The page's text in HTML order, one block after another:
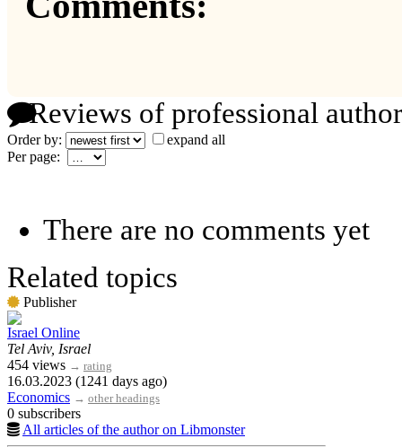
Reviews of professional
Order by:
expand all
Per page:
There are no comments yet
Related topics
Publisher
Israel Online
Tel Aviv, Israel
454 views → rating
16.03.2023 (1241 days ago)
Economics → other headings
0 subscribers
All articles of the author on Libmonster